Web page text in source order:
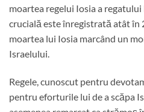
moartea regelui Iosia a
crucială este înregistrată atât în
moartea lui Iosia marcând un
Israelului.
Regele, cunoscut pentru
pentru eforturile lui de a scăpa